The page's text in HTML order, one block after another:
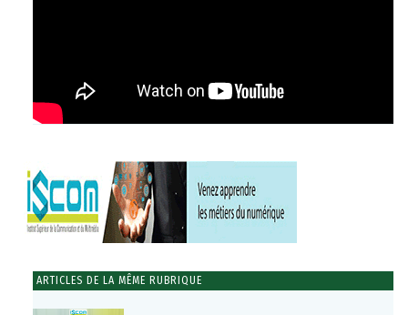
ARTICLES DE LA MÊME RUBRIQUE